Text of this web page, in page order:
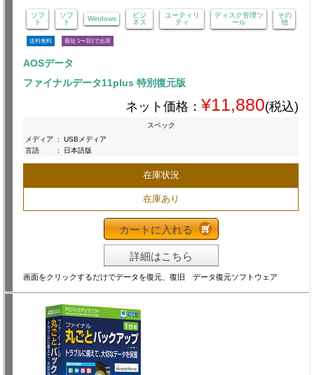
ソフ
ト
ソフ
ト
Windows
ビジ
ネス
ユーティリ
ティ
ディスク管理ツ
ール
その
他
送料無料 最短 1〜3日で出荷
AOSデータ
ファイナルデータ11plus 特別復元版
ネット価格： ¥11,880(税込)
スペック
メディア
:
USBメディア
言語
: 日本語版
在庫状況
在庫あり
カートに入れる
詳細はこちら
画面をクリックするだけでデータを復元、復旧 データ復元ソフトウェア